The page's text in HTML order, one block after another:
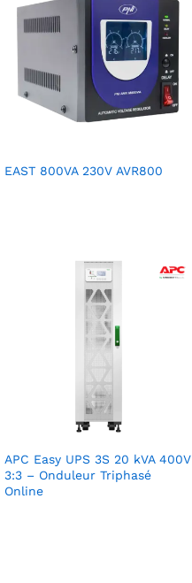
EAST 800VA 230V AVR800
APC Easy UPS 3S 20 kVA 400V
3:3 – Onduleur Triphasé
Online